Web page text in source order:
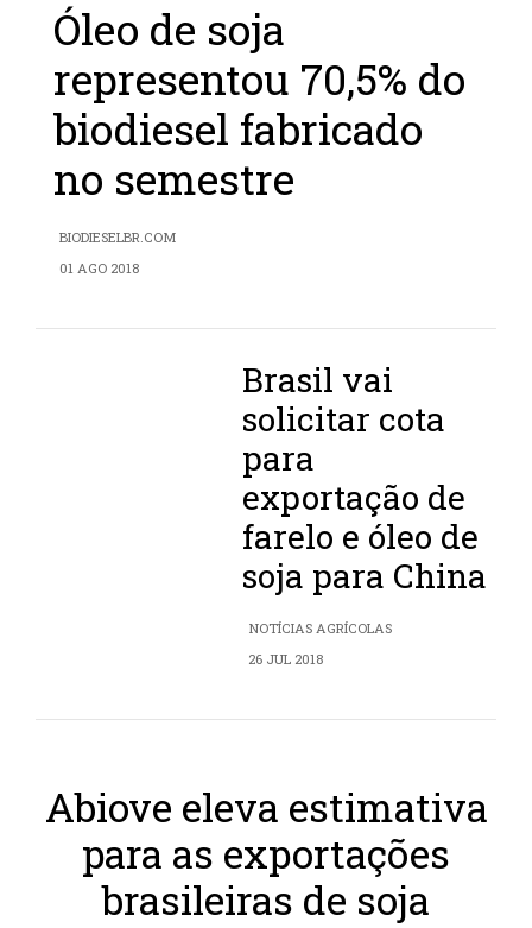
Óleo de soja
representou 70,5% do
biodiesel fabricado
no semestre
BIODIESELBR.COM
01 AGO 2018
Brasil vai
solicitar cota
para
exportação de
farelo e óleo de
soja para China
NOTÍCIAS AGRÍCOLAS
26 JUL 2018
Abiove eleva estimativa
para as exportações
brasileiras de soja